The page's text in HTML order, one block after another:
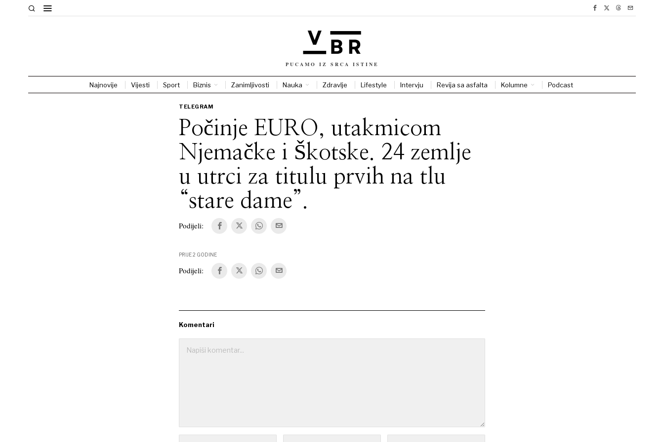
PUCAMO IZ SRCA ISTINE
Najnovije Vijesti Sport Biznis Zanimljivosti Nauka Zdravlje Lifestyle Intervju Revija sa asfalta Kolumne Podcast
TELEGRAM
Počinje EURO, utakmicom
Njemačke i Škotske. 24 zemlje
u utrci za titulu prvih na tlu
“stare dame”.
Podijeli:
PRIJE 2 GODINE
Podijeli:
Komentari